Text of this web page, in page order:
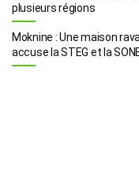
plusieurs régions
Moknine : Une maison
accuse la STEG et la